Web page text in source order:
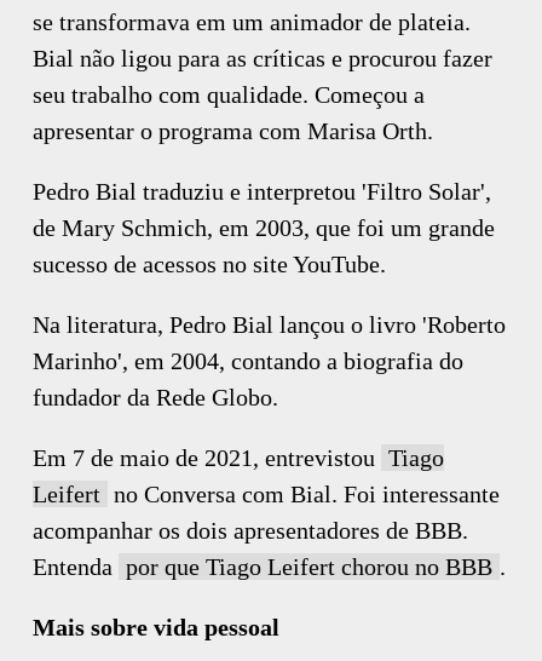
se transformava em um animador de plateia.
Bial não ligou para as críticas e procurou fazer
seu trabalho com qualidade. Começou a
apresentar o programa com Marisa Orth.
Pedro Bial traduziu e interpretou 'Filtro Solar',
de Mary Schmich, em 2003, que foi um grande
sucesso de acessos no site YouTube.
Na literatura, Pedro Bial lançou o livro 'Roberto
Marinho', em 2004, contando a biografia do
fundador da Rede Globo.
Em 7 de maio de 2021, entrevistou Tiago
Leifert no Conversa com Bial. Foi interessante
acompanhar os dois apresentadores de BBB.
Entenda por que Tiago Leifert chorou no BBB .
Mais sobre vida pessoal